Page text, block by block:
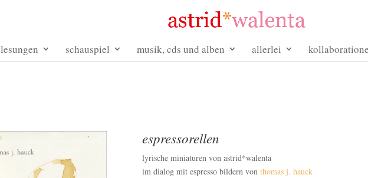
lesungen schauspiel musik, cds und alben allerlei
espressorellen
lyrische miniaturen von astrid*walenta
im dialog mit espresso bildern von thomas j. hauck